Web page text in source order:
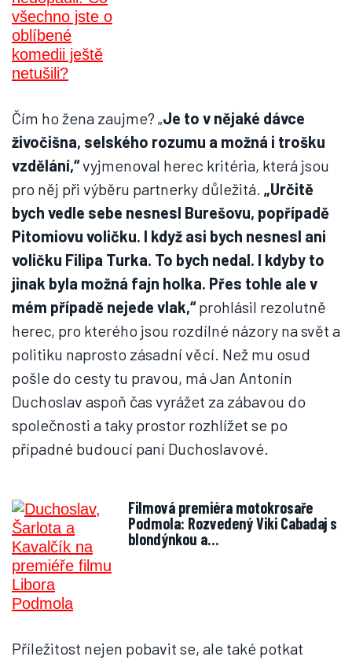
Čím ho žena zaujme? „Je to v nějaké dávce
živočišna, selského rozumu a možná i trošku
vzdělání,“vyjmenoval herec kritéria, která jsou
pro něj při výběru partnerky důležitá. „Určitě
bych vedle sebe nesnesl Burešovu, popřípadě
Pitomiovu voličku. I když asi bych nesnesl ani
voličku Filipa Turka. To bych nedal. I kdyby to
jinak byla možná fajn holka. Přes tohle ale v
mém případě nejede vlak,“prohlásil rezolutně
herec, pro kterého jsou rozdílné názory na svět a
politiku naprosto zásadní věcí. Než mu osud
pošle do cesty tu pravou, má Jan Antonín
Duchoslav aspoň čas vyrážet za zábavou do
společnosti a taky prostor rozhlížet se po
případné budoucí paní Duchoslavové.
Filmová premiéra motokrosaře
Podmola: Rozvedený Viki Cabadaj s
blondýnkou a…
Příležitost nejen pobavit se, ale také potkat